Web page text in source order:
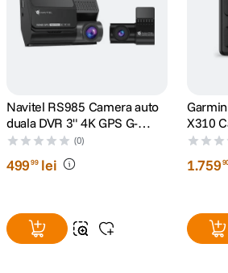
7. card memorie
9 insta 360
10 . godox
Navitel RS985 Camera auto
duala DVR 3" 4K GPS G-
Senzor
(0)
49999 lei
X310
cu
1.759